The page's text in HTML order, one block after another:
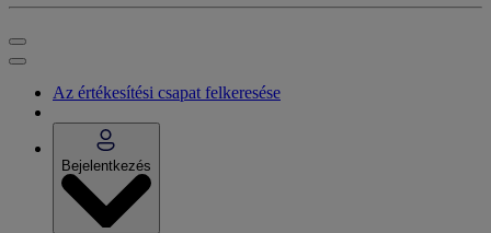
Az értékesítési csapat felkeresése
Bejelentkezés